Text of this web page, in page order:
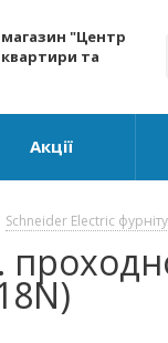
"Центр
та
Акції
Schneider Electric